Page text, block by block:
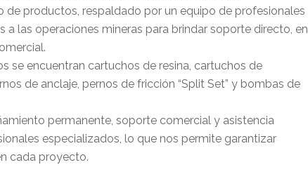
productos, respaldado por un equipo de profesionales
a las operaciones mineras para brindar soporte directo, en
se encuentran cartuchos de resina, cartuchos de
de anclaje, pernos de fricción “Split Set” y bombas de
permanente, soporte comercial y asistencia
especializados, lo que nos permite garantizar
cada proyecto.